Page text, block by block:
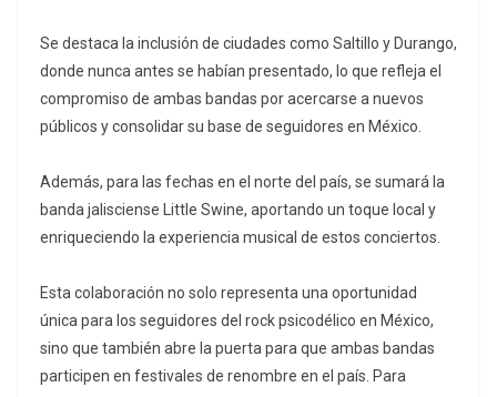
Se destaca la inclusión de ciudades como Saltillo y Durango,
donde nunca antes se habían presentado, lo que refleja el
compromiso de ambas bandas por acercarse a nuevos
públicos y consolidar su base de seguidores en México.
Además, para las fechas en el norte del país, se sumará la
banda jalisciense Little Swine, aportando un toque local y
enriqueciendo la experiencia musical de estos conciertos.
Esta colaboración no solo representa una oportunidad
única para los seguidores del rock psicodélico en México,
sino que también abre la puerta para que ambas bandas
participen en festivales de renombre en el país. Para